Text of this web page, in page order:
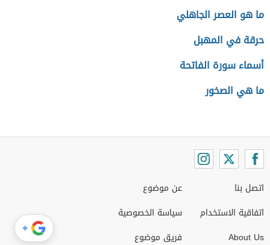
ما هو العصر الجاهلي
حرقة في المهبل
أسماء سورة الفاتحة
ما هي الصخور
اتصل بنا
اتفاقية الاستخدام
About Us
عن موضوع
سياسة الخصوصية
فريق موضوع
+